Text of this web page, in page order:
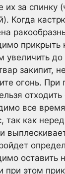
их за спинку
Когда
увеличить
закипит,
огонь. При
все
так как
оставить
при этом